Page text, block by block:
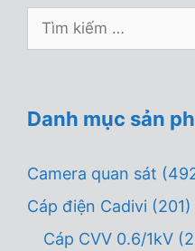
Tìm
Danh mục sản
Camera quan sát
Cáp điện Cadivi (201)
Cáp CVV 0.6/1kV